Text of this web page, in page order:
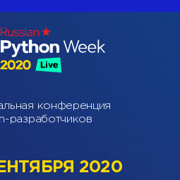
конференция
разработчиков
2020